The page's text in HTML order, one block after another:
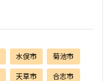
水俣市 菊池市
天草市 合志市